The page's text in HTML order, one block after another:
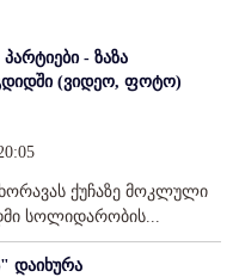
- ზაზა
(ვიდეო, ფოტო)
ქუჩაზე მოკლული
სოლიდარობის...
დაიხურა